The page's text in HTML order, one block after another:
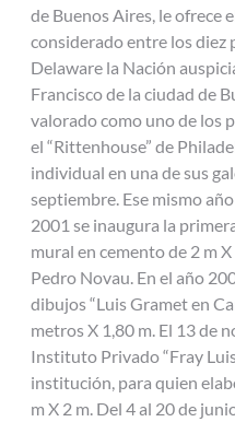
de Buenos Aires, le ofrece
considerado entre los diez
Delaware la Nación
Francisco de la ciudad de
valorado como uno de los
el “Rittenhouse” de
individual en una de sus
septiembre. Ese mismo
2001 se inaugura la
mural en cemento de 2 m
Pedro Novau. En el año
dibujos “Luis Gramet en
metros X 1,80 m. El 13 de
Instituto Privado “Fray
institución, para quien
m X 2 m. Del 4 al 20 de